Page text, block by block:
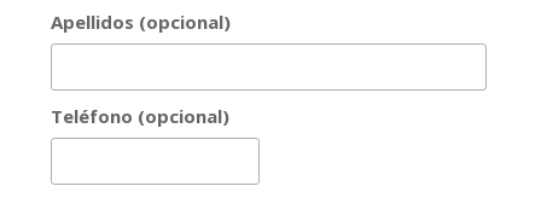
Apellidos (opcional)
Teléfono (opcional)